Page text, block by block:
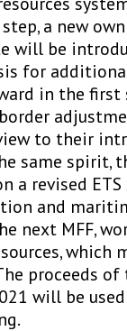
a new
will be
for
in the first
to their
same spirit,
revised ETS
and
next MFF,
which
proceeds
will be